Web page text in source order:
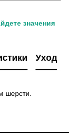
значения
Уход
шерсти.